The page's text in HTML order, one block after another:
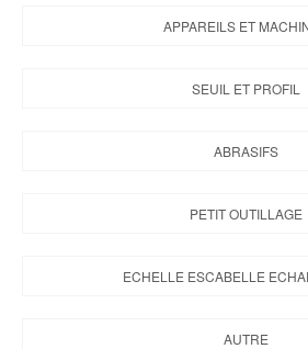
Brochures & Tarifs
APPAREILS ET
SEUIL ET PROFIL
ABRASIFS
PETIT OUTILLAGE
ECHELLE ESCABELLE
AUTRE